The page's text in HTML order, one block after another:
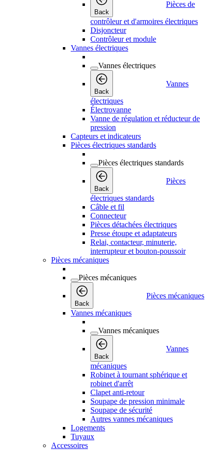
Back
Pièces de
contrôleur et d'armoires électriques
Disjoncteur
Contrôleur et module
Vannes électriques
Vannes électriques
Back
Vannes
électriques
Électrovanne
Vanne de régulation et réducteur de
pression
Capteurs et indicateurs
Pièces électriques standards
Pièces électriques standards
Back
Pièces
électriques standards
Câble et fil
Connecteur
Pièces détachées électriques
Presse étoupe et adaptateurs
Relai, contacteur, minuterie,
interrupteur et bouton-poussoir
Pièces mécaniques
Pièces mécaniques
Back
Pièces mécaniques
Vannes mécaniques
Vannes mécaniques
Back
Vannes
mécaniques
Robinet à tournant sphérique et
robinet d'arrêt
Clapet anti-retour
Soupape de pression minimale
Soupape de sécurité
Autres vannes mécaniques
Logements
Tuyaux
Accessoires